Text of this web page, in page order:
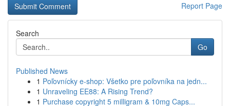
Report Page
Search
Go
Published News
1 Poľovnícky e-shop: Všetko pre poľovníka na jedn...
1 Unraveling EE88: A Rising Trend?
1 Purchase copyright 5 milligram & 10mg Caps...